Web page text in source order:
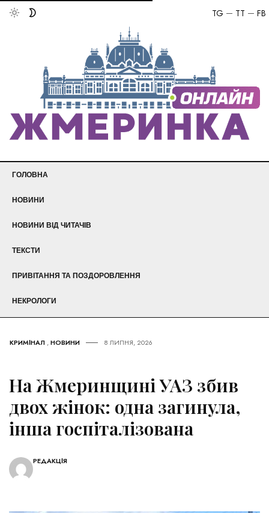
FB
TT
TG
ГОЛОВНА
НОВИНИ
НОВИНИ ВІД ЧИТАЧІВ
ТЕКСТИ
ПРИВІТАННЯ ТА ПОЗДОРОВЛЕННЯ
НЕКРОЛОГИ
КРИМІНАЛ ,НОВИНИ 8 ЛИПНЯ, 2026
На Жмеринщині УАЗ збив
двох жінок: одна загинула,
інша госпіталізована
РЕДАКЦІЯ